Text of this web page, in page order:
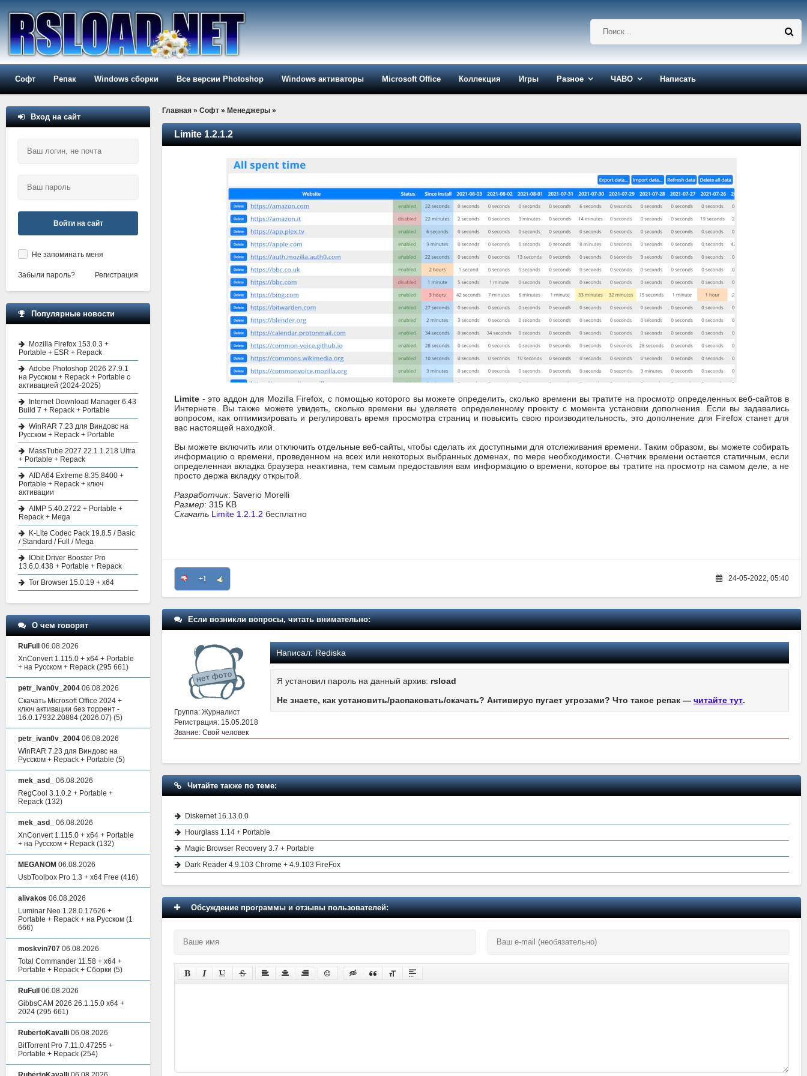
Софт Репак Windows сборки Все версии Photoshop Windows активаторы Microsoft Office Коллекция Игры Разное ЧАВО Написать
Главная » Софт » Менеджеры »
Limite 1.2.1.2
Limite - это аддон для Mozilla Firefox, с помощью которого вы можете определить, сколько времени вы тратите на просмотр определенных веб-сайтов в
Интернете. Вы также можете увидеть, сколько времени вы уделяете определенному проекту с момента установки дополнения. Если вы задавались
вопросом, как оптимизировать и регулировать время просмотра страниц и повысить свою производительность, это дополнение для Firefox станет для
вас настоящей находкой.
Вы можете включить или отключить отдельные веб-сайты, чтобы сделать их доступными для отслеживания времени. Таким образом, вы можете собирать
информацию о времени, проведенном на всех или некоторых выбранных доменах, по мере необходимости. Счетчик времени остается статичным, если
определенная вкладка браузера неактивна, тем самым предоставляя вам информацию о времени, которое вы тратите на просмотр на самом деле, а не
просто держа вкладку открытой.
Разработчик: Saverio Morelli
Размер: 315 KB
Скачать Limite 1.2.1.2 бесплатно
+1 24-05-2022, 05:40
Если возникли вопросы, читать внимательно:
Группа: Журналист
Регистрация: 15.05.2018
Звание: Свой человек
Написал:Rediska
Я установил пароль на данный архив: rsload
Не знаете, как установить/распаковать/скачать? Антивирус пугает угрозами? Что такое репак — читайте тут.
Читайте также по теме:
Diskernet 16.13.0.0
Hourglass 1.14 + Portable
Magic Browser Recovery 3.7 + Portable
Dark Reader 4.9.103 Chrome + 4.9.103 FireFox
Обсуждение программы и отзывы пользователей:
Вход на сайт
Войти на сайт
Не запоминать меня
Забыли пароль? Регистрация
Популярные новости
Mozilla Firefox 153.0.3 +
Portable + ESR + Repack
Adobe Photoshop 2026 27.9.1
на Русском + Repack + Portable с
активацией (2024-2025)
Internet Download Manager 6.43
Build 7 + Repack + Portable
WinRAR 7.23 для Виндовс на
Русском + Repack + Portable
MassTube 2027 22.1.1.218 Ultra
+ Portable + Repack
AIDA64 Extreme 8.35.8400 +
Portable + Repack + ключ
активации
AIMP 5.40.2722 + Portable +
Repack + Mega
K-Lite Codec Pack 19.8.5 / Basic
/ Standard / Full / Mega
IObit Driver Booster Pro
13.6.0.438 + Portable + Repack
Tor Browser 15.0.19 + x64
О чем говорят
RuFull
06.08.2026
XnConvert 1.115.0 + x64 + Portable
+ на Русском + Repack (295 661)
petr_ivan0v_2004 06.08.2026
Скачать Microsoft Office 2024 +
ключ активации без торрент -
16.0.17932.20884 (2026.07) (5)
petr_ivan0v_2004 06.08.2026
WinRAR 7.23 для Виндовс на
Русском + Repack + Portable (5)
mek_asd_
06.08.2026
RegCool 3.1.0.2 + Portable +
Repack (132)
mek_asd_
06.08.2026
XnConvert 1.115.0 + x64 + Portable
+ на Русском + Repack (132)
MEGANOM 06.08.2026
UsbToolbox Pro 1.3 + x64 Free (416)
alivakos 06.08.2026
Luminar Neo 1.28.0.17626 +
Portable + Repack + на Русском (1
666)
moskvin707 06.08.2026
Total Commander 11.58 + x64 +
Portable + Repack + Сборки (5)
RuFull
06.08.2026
GibbsCAM 2026 26.1.15.0 x64 +
2024 (295 661)
RubertoKavalli 06.08.2026
BitTorrent Pro 7.11.0.47255 +
Portable + Repack (254)